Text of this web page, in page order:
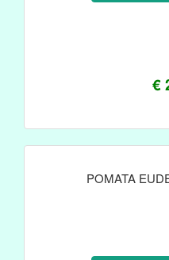
€
POMATA